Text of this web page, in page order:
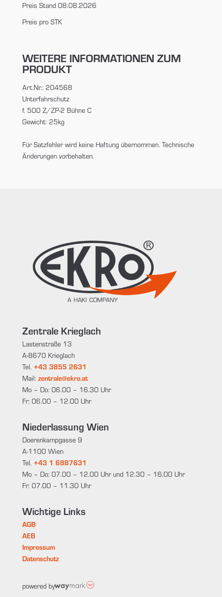
Preis Stand 08.08.2026
Preis pro STK
WEITERE INFORMATIONEN ZUM
PRODUKT
Art.Nr.: 204568
Unterfahrschutz
f. 500 Z/ZP-2 Bühne C
Gewicht: 25kg
Für Satzfehler wird keine Haftung übernommen. Technische
Änderungen vorbehalten.
Zentrale Krieglach
Lastenstraße 13
A-8670 Krieglach
Tel. +43 3855 2631
Mail: zentrale@ekro.at
Mo – Do: 06.00 – 16.30 Uhr
Fr: 06.00 – 12.00 Uhr
Niederlassung Wien
Doerenkampgasse 9
A-1100 Wien
Tel. +43 1 6887631
Mo – Do: 07.00 – 12.00 Uhr und 12.30 – 16.00 Uhr
Fr: 07.00 – 11.30 Uhr
Wichtige Links
AGB
AEB
Impressum
Datenschutz
powered by